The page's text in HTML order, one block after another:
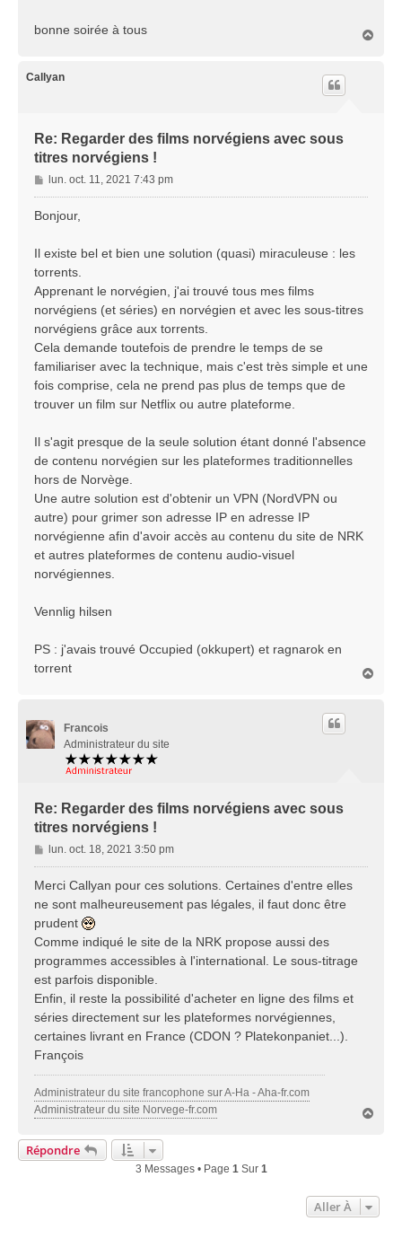
bonne soirée à tous
Callyan
Re: Regarder des films norvégiens avec sous
titres norvégiens !
M
e
g
e
lun. oct. 11, 2021 7:43 pm
Bonjour,
Il existe bel et bien une solution (quasi) miraculeuse : les
torrents.
Apprenant le norvégien, j'ai trouvé tous mes films
norvégiens (et séries) en norvégien et avec les sous-titres
norvégiens grâce aux torrents.
Cela demande toutefois de prendre le temps de se
familiariser avec la technique, mais c'est très simple et une
fois comprise, cela ne prend pas plus de temps que de
trouver un film sur Netflix ou autre plateforme.
Il s'agit presque de la seule solution étant donné l'absence
de contenu norvégien sur les plateformes traditionnelles
hors de Norvège.
Une autre solution est d'obtenir un VPN (NordVPN ou
autre) pour grimer son adresse IP en adresse IP
norvégienne afin d'avoir accès au contenu du site de NRK
et autres plateformes de contenu audio-visuel
norvégiennes.
Vennlig hilsen
PS : j'avais trouvé Occupied (okkupert) et ragnarok en
torrent
Francois
Administrateur du site
Re: Regarder des films norvégiens avec sous
titres norvégiens !
M
e
a
g
e
lun. oct. 18, 2021 3:50 pm
Merci Callyan pour ces solutions. Certaines d'entre elles
ne sont malheureusement pas légales, il faut donc être
prudent
Comme indiqué le site de la NRK propose aussi des
programmes accessibles à l'international. Le sous-titrage
est parfois disponible.
Enfin, il reste la possibilité d'acheter en ligne des films et
séries directement sur les plateformes norvégiennes,
certaines livrant en France (CDON ? Platekonpaniet...).
François
Administrateur du site francophone sur A-Ha - Aha-fr.com
Administrateur du site Norvege-fr.com
Répondre
3 Messages • Page 1 Sur 1
Aller À